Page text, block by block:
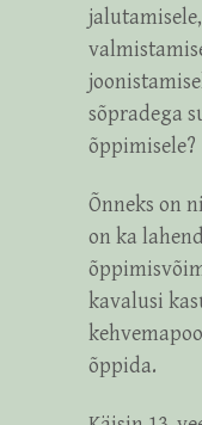
sõpradega
õppimisele?
Õnneks on
on ka
kavalusi
õppida.